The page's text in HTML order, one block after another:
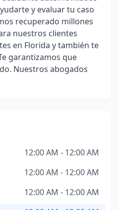
y evaluar tu caso
recuperado millones
nuestros clientes
en Florida y también te
garantizamos que
Nuestros abogados
12:00 AM - 12:00 AM
12:00 AM - 12:00 AM
12:00 AM - 12:00 AM